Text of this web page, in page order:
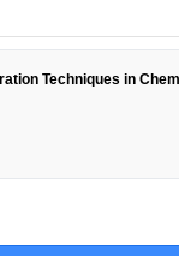
Techniques in